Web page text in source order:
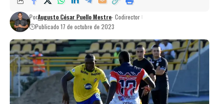
PorAugusto César Puello Mestre- Codirector
Publicado 17 de octubre de 2023